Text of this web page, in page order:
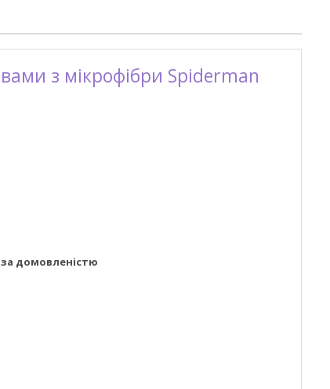
з мікрофібри Spiderman
за домовленістю